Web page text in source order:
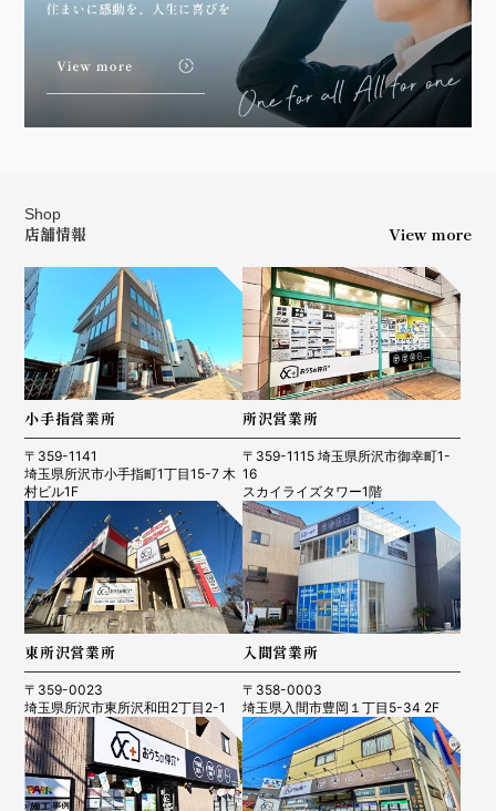
R5.4.27 入間市 I様
R5.4.27 入間市 I様 R5.4.8 小平市 O様
2023年08月25日 S様
R5.4.8 小平市O.Y様
Shop
店舗情報 View more
小手指営業所
〒359-1141
埼玉県所沢市小手指町1丁目15-7 木
村ビル1F
所沢営業所
〒359-1115 埼玉県所沢市御幸町1-
16
スカイライズタワー1階
東所沢営業所
〒359-0023
埼玉県所沢市東所沢和田2丁目2-1
入間営業所
〒358-0003
埼玉県入間市豊岡１丁目5-34 2F